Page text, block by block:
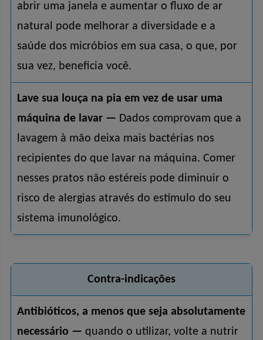
abrir uma janela e aumentar o fluxo de ar
natural pode melhorar a diversidade e a
saúde dos micróbios em sua casa, o que, por
sua vez, beneficia você.
Lave sua louça na pia em vez de usar uma
máquina de lavar — Dados comprovam que a
lavagem à mão deixa mais bactérias nos
recipientes do que lavar na máquina. Comer
nesses pratos não estéreis pode diminuir o
risco de alergias através do estímulo do seu
sistema imunológico.
Contra-indicações
Antibióticos, a menos que seja absolutamente
necessário — quando o utilizar, volte a nutrir